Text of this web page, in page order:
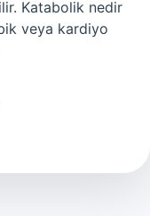
Katabolik nedir
veya kardiyo